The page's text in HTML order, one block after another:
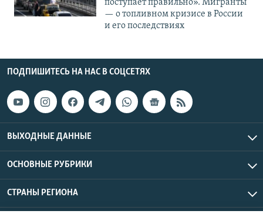
поступает правильно». Мигранты
— о топливном кризисе в России
и его последствиях
ПОДПИШИТЕСЬ НА НАС В СОЦСЕТЯХ
ВЫХОДНЫЕ ДАННЫЕ
ОСНОВНЫЕ РУБРИКИ
СТРАНЫ РЕГИОНА